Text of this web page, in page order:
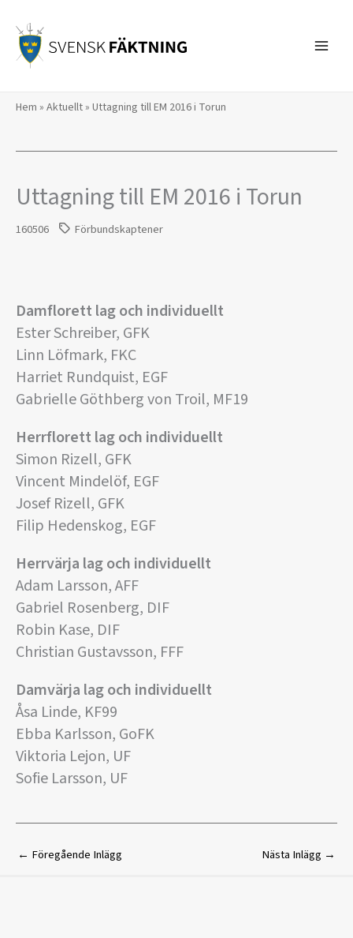
innehåll
Hem » Aktuellt» ​Uttagning till EM 2016 i Torun
​Uttagning till EM 2016 i Torun
160506 Förbundskaptener
Damflorett lag och individuellt
Ester Schreiber, GFK
Linn Löfmark, FKC
Harriet Rundquist, EGF
Gabrielle Göthberg von Troil, MF19
Herrflorett lag och individuellt
Simon Rizell, GFK
Vincent Mindelöf, EGF
Josef Rizell, GFK
Filip Hedenskog, EGF
Herrvärja lag och individuellt
Adam Larsson, AFF
Gabriel Rosenberg, DIF
Robin Kase, DIF
Christian Gustavsson, FFF
Damvärja lag och individuellt
Åsa Linde, KF99
Ebba Karlsson, GoFK
Viktoria Lejon, UF
Sofie Larsson, UF
← Föregående Inlägg Nästa Inlägg →